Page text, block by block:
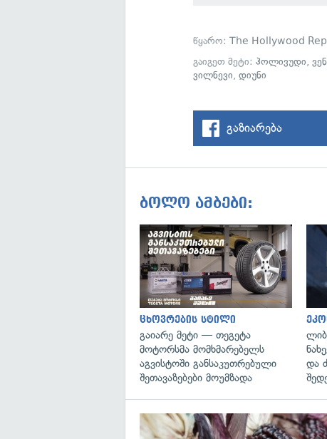
წყარო:The Hollywood
გაიგეთ მეტი:ჰოლივუდი,
ვილნევი,დიუნი
გაზიარება
ბოლო ამბები:
ცხოვრების სტილი
გაიარე მეტი — თეგეტა
მოტორსმა მომხმარებელს
აგვისტოში განსაკუთრებული
შეთავაზებები მოუმზადა
და